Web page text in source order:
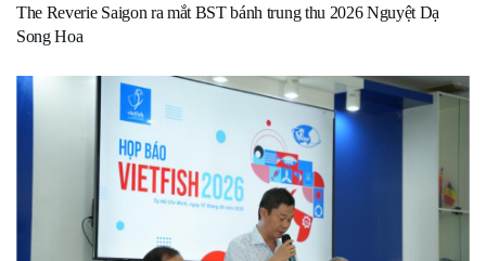
The Reverie Saigon ra mắt BST bánh trung thu 2026 Nguyệt Dạ
Song Hoa